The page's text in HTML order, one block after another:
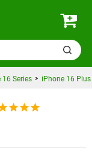
16 Series iPhone 16 Plus